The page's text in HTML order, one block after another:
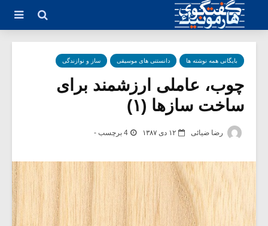
بایگانی همه نوشته ها دانستنی های موسیقی ساز و نوازندگی
چوب، عاملی ارزشمند برای
ساخت سازها (۱)
رضا ضیائی ۱۲ دی ۱۳۸۷ 4 برچسب -